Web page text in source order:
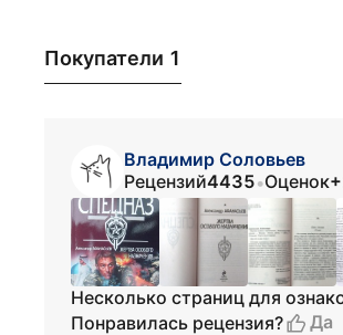
Покупатели 1
Владимир Соловьев
Рецензий4435•Оценок
Несколько страниц для
Понравилась рецензия?
Да